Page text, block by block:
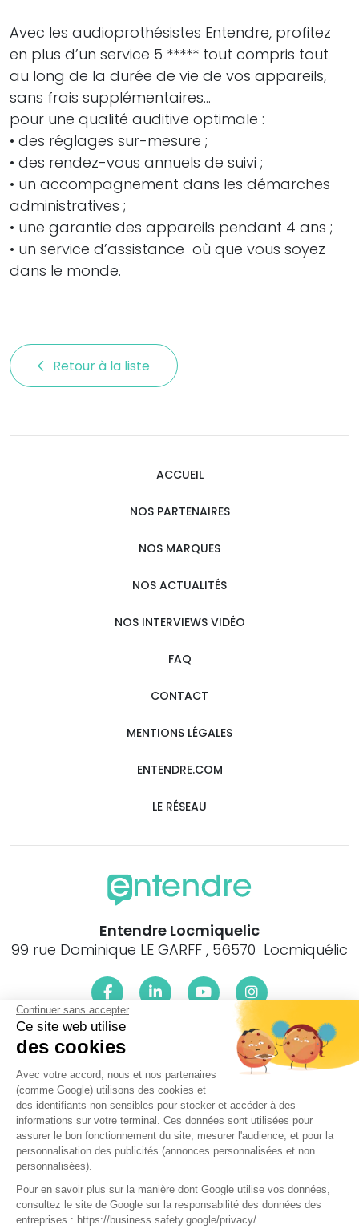
Continuer sans accepter
Ce site web utilise
des cookies
Avec votre accord, nous et nos partenaires
(comme Google) utilisons des cookies et
des identifiants non sensibles pour stocker et accéder à des
informations sur votre terminal. Ces données sont utilisées pour
assurer le bon fonctionnement du site, mesurer l'audience, et pour la
personnalisation des publicités (annonces personnalisées et non
personnalisées).
Pour en savoir plus sur la manière dont Google utilise vos données,
consultez le site de Google sur la responsabilité des données des
entreprises : https://business.safety.google/privacy/
Avec les audioprothésistes Entendre, profitez
en plus d’un service 5 ***** tout compris tout
au long de la durée de vie de vos appareils,
sans frais supplémentaires…
pour une qualité auditive optimale :
• des réglages sur-mesure ;
• des rendez-vous annuels de suivi ;
• un accompagnement dans les démarches
administratives ;
• une garantie des appareils pendant 4 ans ;
• un service d’assistance où que vous soyez
dans le monde.
Retour à la liste
ACCUEIL
NOS PARTENAIRES
NOS MARQUES
NOS ACTUALITÉS
NOS INTERVIEWS VIDÉO
FAQ
CONTACT
MENTIONS LÉGALES
ENTENDRE.COM
LE RÉSEAU
Entendre Locmiquelic
99 rue Dominique LE GARFF , 56570 Locmiquélic
Le centre Entendre Locmiquelic (56570) est proche de :
29300 Rédené, 29360 Clohars-Carnoët, 35630 St-
Symphorien, 56550 Belz, 56410 Erdeven, 56410 Etel, 56550
Locoal-Mendon, 56590 Groix, 56700 Brandérion, 56700
Hennebont, 56650 Inzinzac-Lochrist, 56440 Languidic,
56600 Lanester, 56100 Lorient, 56260 Larmor-Plage, 56270
Ploemeur, 56240 Calan, 56690 Landévant, 56850 Caudan,
56620 Cléguer, 56530 Gestel, 56520 Guidel, 56620 Pont-
Scorff, 56530 Quéven, 56680 Gâvres, 56700 Kervignac,
56570 Locmiquélic, 56700 Merlevenez, 56690 Nostang,
56680 Plouhinec